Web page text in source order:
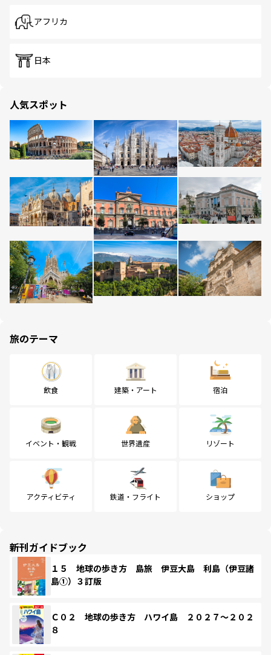
アフリカ
日本
人気スポット
旅のテーマ
飲食 建築・アート 宿泊
イベント・観戦 世界遺産 リゾート
アクティビティ 鉄道・フライト ショップ
新刊ガイドブック
１５ 地球の歩き方 島旅 伊豆大島 利島（伊豆諸
島①）３訂版
Ｃ０２ 地球の歩き方 ハワイ島 ２０２７～２０２
８